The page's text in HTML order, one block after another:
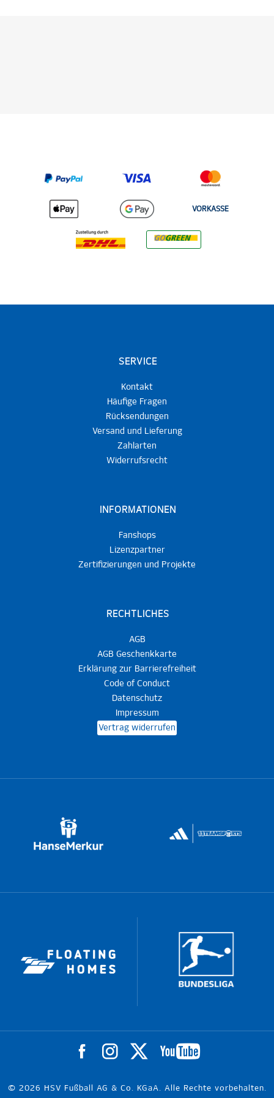
VORKASSE
SERVICE
Kontakt
Häufige Fragen
Rücksendungen
Versand und Lieferung
Zahlarten
Widerrufsrecht
INFORMATIONEN
Fanshops
Lizenzpartner
Zertifizierungen und Projekte
RECHTLICHES
AGB
AGB Geschenkkarte
Erklärung zur Barrierefreiheit
Code of Conduct
Datenschutz
Impressum
Vertrag widerrufen
© 2026 HSV Fußball AG & Co. KGaA. Alle Rechte vorbehalten.